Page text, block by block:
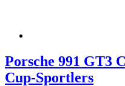
Porsche 991 GT3
Cup-Sportlers